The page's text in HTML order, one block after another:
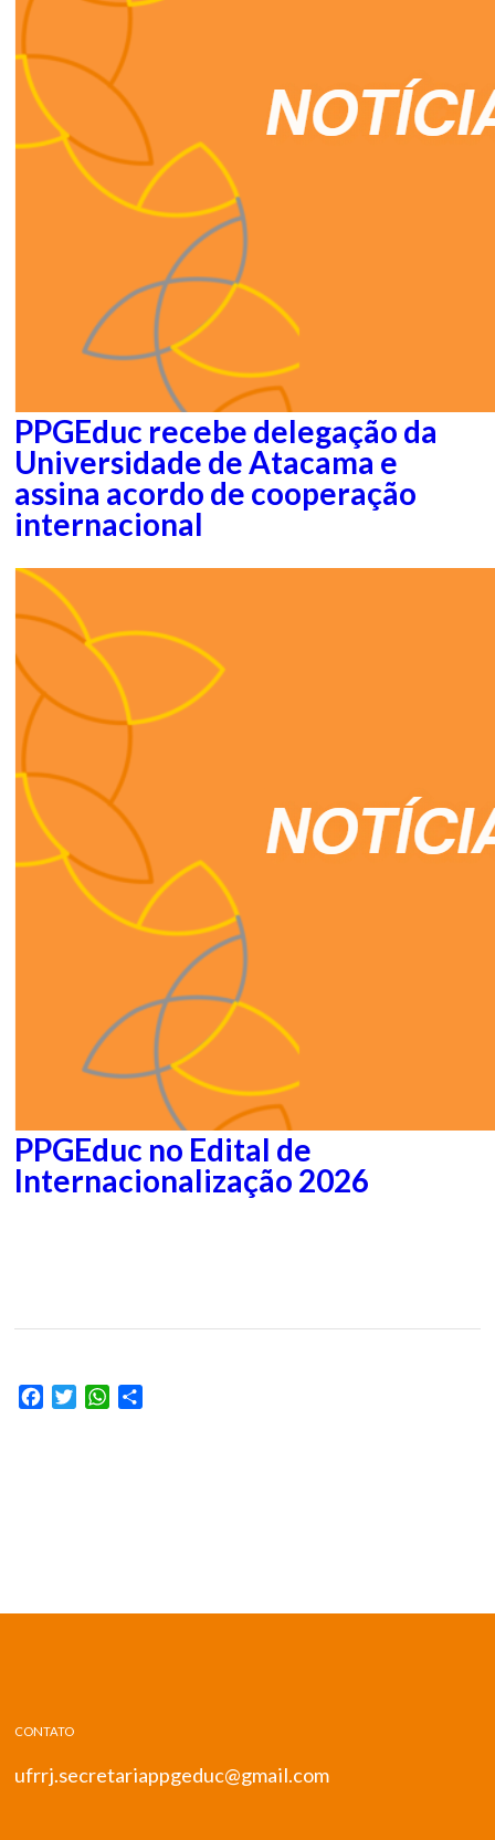
PPGEduc recebe delegação da
Universidade de Atacama e
assina acordo de cooperação
internacional
PPGEduc no Edital de
Internacionalização 2026
FacebookTwitterWhatsApp
CONTATO
ufrrj.secretariappgeduc@gmail.com